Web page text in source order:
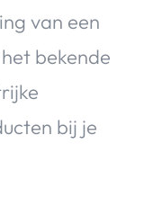
van een
bekende
bij je